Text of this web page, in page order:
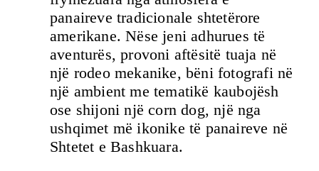
panaireve tradicionale shtetërore
amerikane. Nëse jeni adhurues të
aventurës, provoni aftësitë tuaja në
një rodeo mekanike, bëni fotografi në
një ambient me tematikë kaubojësh
ose shijoni një corn dog, një nga
ushqimet më ikonike të panaireve në
Shtetet e Bashkuara.